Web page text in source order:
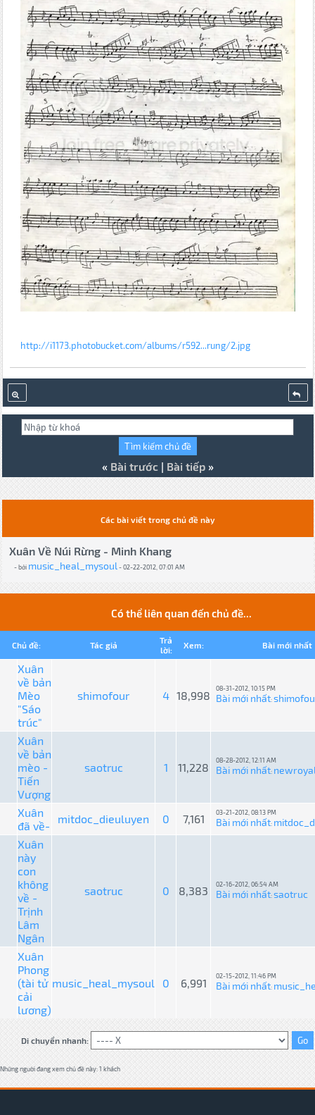
http://i1173.photobucket.com/albums/r592...rung/2.jpg
« Bài trước| Bài tiếp»
Các bài viết trong chủ đề này
Xuân Về Núi Rừng - Minh Khang
- bởi music_heal_mysoul- 02-22-2012, 07:01 AM
Có thể liên quan đến chủ đề...
Chủ đề: Tác giả
Trả
lời:
Xem: Bài mới nhất
Xuân
về bản
Mèo
"Sáo
trúc"
shimofour 4 18,998
08-31-2012, 10:15 PM
Bài mới nhất:
Xuân
về bản
mèo -
Tiến
Vượng
saotruc 1 11,228
08-28-2012, 12:11 AM
Bài mới nhất:
Xuân
đã về-
mitdoc_dieuluyen 0 7,161 03-21-2012, 08:13 PM
Bài mới nhất:
Xuân
này
con
không
về -
Trịnh
Lâm
Ngân
saotruc 0 8,383 02-16-2012, 06:54 AM
Bài mới nhất:saotruc
Xuân
Phong
(tài tử
cải
lương)
music_heal_mysoul 0 6,991
02-15-2012, 11:46 PM
Bài mới nhất:
Di chuyển nhanh:
Những người đang xem chủ đề này: 1 khách